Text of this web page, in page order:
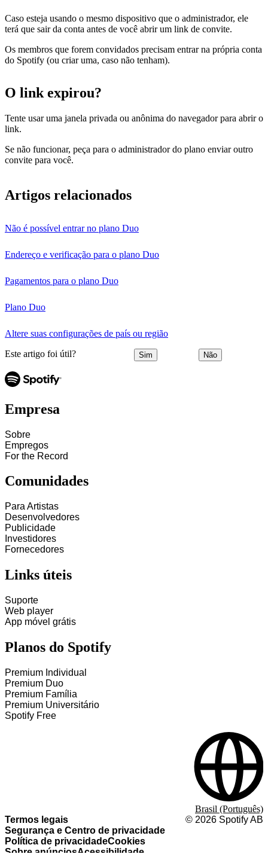
Caso esteja usando o mesmo dispositivo que o administrador, ele
terá que sair da conta antes de você abrir um link de convite.
Os membros que forem convidados precisam entrar na própria conta
do Spotify (ou criar uma, caso não tenham).
O link expirou?
Tente usar uma janela privada ou anônima do navegador para abrir o
link.
Se não funcionar, peça para o administrador do plano enviar outro
convite para você.
Artigos relacionados
Não é possível entrar no plano Duo
Endereço e verificação para o plano Duo
Pagamentos para o plano Duo
Plano Duo
Altere suas configurações de país ou região
Este artigo foi útil? Sim Não
Empresa
Sobre
Empregos
For the Record
Comunidades
Para Artistas
Desenvolvedores
Publicidade
Investidores
Fornecedores
Links úteis
Suporte
Web player
App móvel grátis
Planos do Spotify
Premium Individual
Premium Duo
Premium Família
Premium Universitário
Spotify Free
Termos legais
Segurança e Centro de privacidade
Política de privacidadeCookies
Sobre anúnciosAcessibilidade
© 2026 Spotify AB
Brasil (Português)